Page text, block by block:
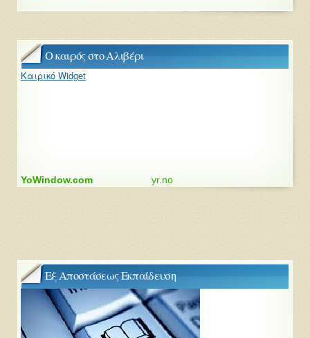
Ο καιρός στο Αλιβέρι
Καιρικό Widget
YoWindow.com yr.no
Εξ Αποστάσεως Εκπαίδευση